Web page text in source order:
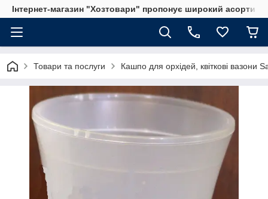
Інтернет-магазин "Хозтовари" пропонує широкий
Товари та послуги Кашпо для орхідей, квіткові вазони